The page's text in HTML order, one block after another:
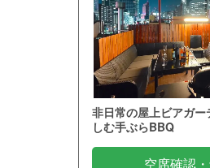
非日常の屋上ビアガ
しむ手ぶらBBQ
空席確認